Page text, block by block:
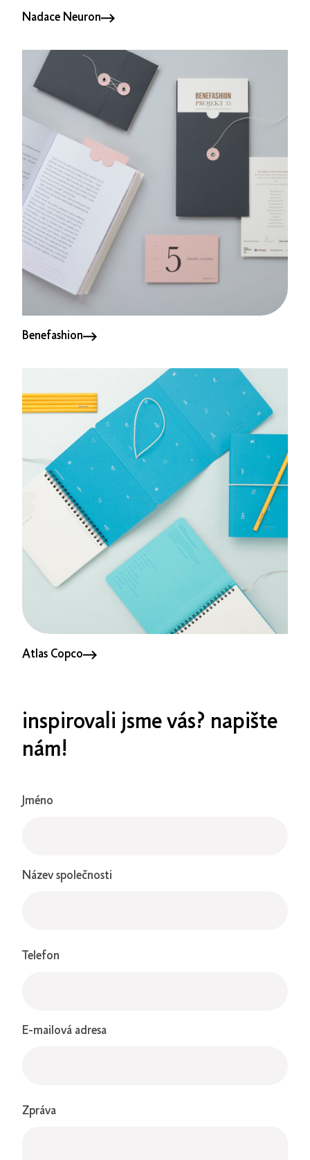
Nadace Neuron
Benefashion
Atlas Copco
inspirovali jsme vás? napište
nám!
Jméno
Název společnosti
Telefon
E-mailová adresa
Zpráva